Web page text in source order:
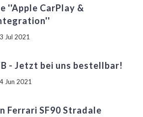
''Apple CarPlay &
Jul 2021
- Jetzt bei uns bestellbar!
Jun 2021
Ferrari SF90 Stradale